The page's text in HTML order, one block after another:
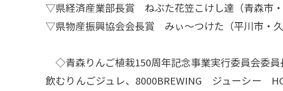
▽県経済産業部長賞 ねぶた花笠こけし達（青森市・
▽県物産振興協会会長賞 みぃ～つけた（平川市・久
◇青森りんご植栽150周年記念事業実行委員会委員
飲むりんごジュレ、8000BREWING ジューシー